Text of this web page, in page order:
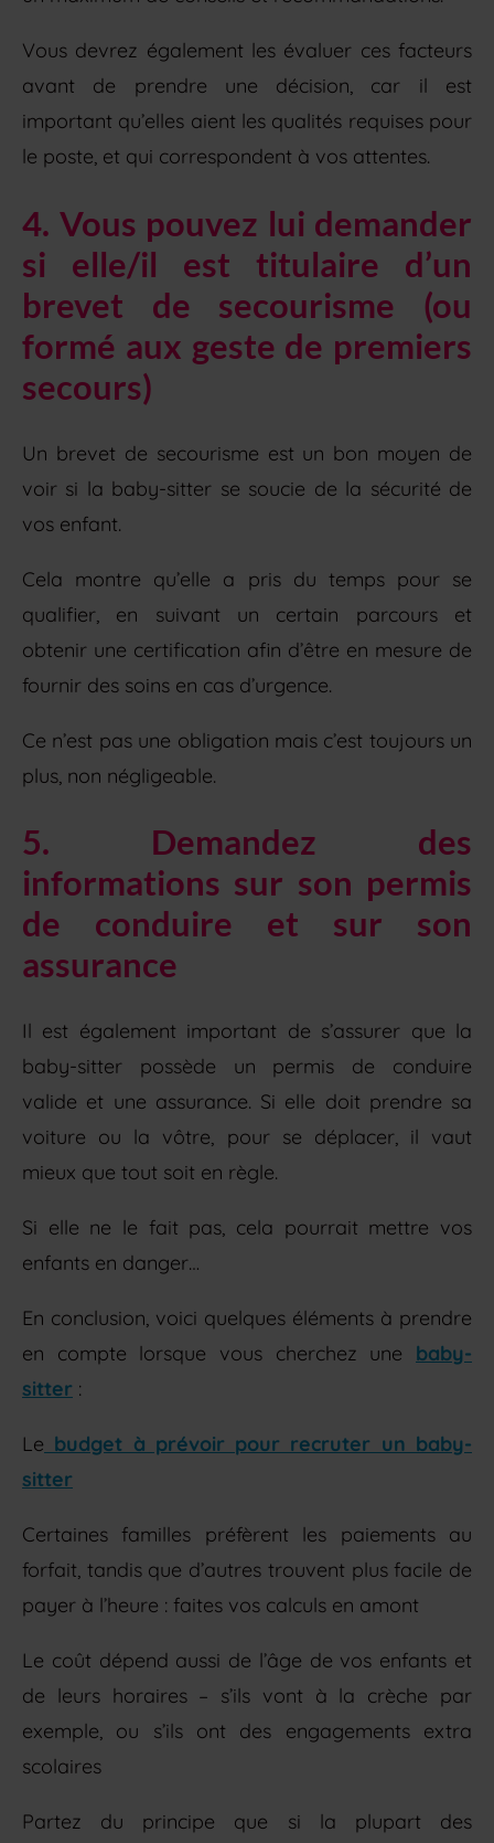
Vous devrez également les évaluer ces facteurs
avant de prendre une décision, car il est
important qu’elles aient les qualités requises pour
le poste, et qui correspondent à vos attentes.
4. Vous pouvez lui demander
si elle/il est titulaire d’un
brevet de secourisme (ou
formé aux geste de premiers
secours)
Un brevet de secourisme est un bon moyen de
voir si la baby-sitter se soucie de la sécurité de
vos enfant.
Cela montre qu’elle a pris du temps pour se
qualifier, en suivant un certain parcours et
obtenir une certification afin d’être en mesure de
fournir des soins en cas d’urgence.
Ce n’est pas une obligation mais c’est toujours un
plus, non négligeable.
5. Demandez des
informations sur son permis
de conduire et sur son
assurance
Il est également important de s’assurer que la
baby-sitter possède un permis de conduire
valide et une assurance. Si elle doit prendre sa
voiture ou la vôtre, pour se déplacer, il vaut
mieux que tout soit en règle.
Si elle ne le fait pas, cela pourrait mettre vos
enfants en danger…
En conclusion, voici quelques éléments à prendre
en compte lorsque vous cherchez une baby-
sitter :
Le budget à prévoir pour recruter un baby-
sitter
Certaines familles préfèrent les paiements au
forfait, tandis que d’autres trouvent plus facile de
payer à l’heure : faites vos calculs en amont
Le coût dépend aussi de l’âge de vos enfants et
de leurs horaires – s’ils vont à la crèche par
exemple, ou s’ils ont des engagements extra
scolaires
Partez du principe que si la plupart des